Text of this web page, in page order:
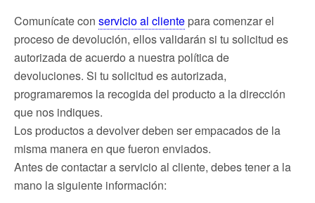
Comunícate con servicio al cliente para comenzar el
proceso de devolución, ellos validarán si tu solicitud es
autorizada de acuerdo a nuestra política de
devoluciones. Si tu solicitud es autorizada,
programaremos la recogida del producto a la dirección
que nos indiques.
Los productos a devolver deben ser empacados de la
misma manera en que fueron enviados.
Antes de contactar a servicio al cliente, debes tener a la
mano la siguiente información: